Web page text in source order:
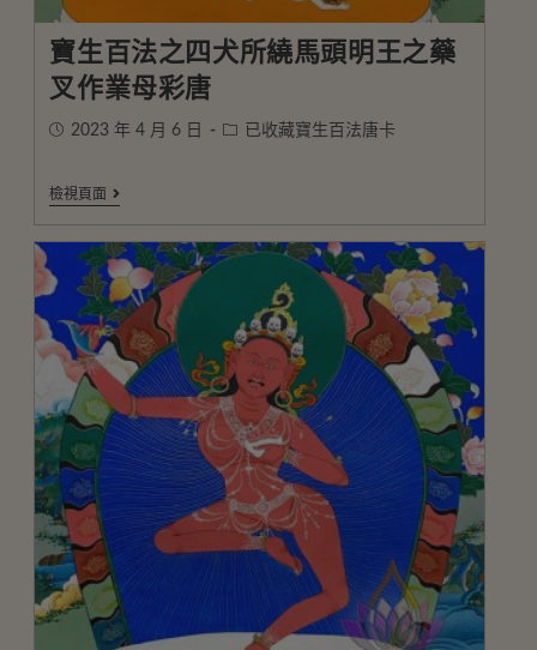
寶生百法之四犬所繞馬頭明王之藥
叉作業母彩唐
2023 年 4 月 6 日 已收藏寶生百法唐卡
檢視頁面